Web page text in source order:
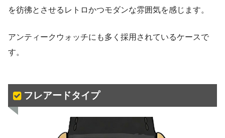
を彷彿とさせるレトロかつモダンな雰囲気を感じます。
アンティークウォッチにも多く採用されているケースで
す。
フレアードタイプ